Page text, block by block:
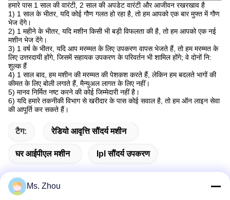
हमारे पास 1 साल की वारंटी, 2 साल की अपडेट वारंटी और आजीवन रखरखाव है
1) 1 साल के भीतर, यदि कोई गौण गलत हो रहा है, तो हम आपको एक बार मुफ्त में गौण
भेज देंगे।
2) 1 महीने के भीतर, यदि मशीन किसी भी बड़ी विफलता की है, तो हम आपको एक नई
मशीन भेज देंगे।
3) 1 वर्ष के भीतर, यदि आप मरम्मत के लिए उपकरण वापस भेजते हैं, तो हम मरम्मत के
लिए उत्तरदायी होंगे, जिसमें सहायक उपकरण के परिवर्तन भी शामिल होंगे; वे दोनों नि:
शुल्क हैं
4) 1 साल बाद, हम मशीन की मरम्मत की पेशकश करते हैं, लेकिन हम बदलते भागों की
कीमत के लिए बोली लगाते हैं, मैन्युअल लागत के लिए नहीं।
5) मानव निर्मित नष्ट करने की कोई जिम्मेदारी नहीं है।
6) यदि हमारे तकनीकी विभाग से खरीदार के पास कोई सवाल है, तो हम ऑन लाइन सेवा
की आपूर्ति कर सकते हैं।
टैग: रेडियो आवृत्ति सौंदर्य मशीन
घर आईपीएल मशीन Ipl सौंदर्य उपकरण
Ms. Zhou